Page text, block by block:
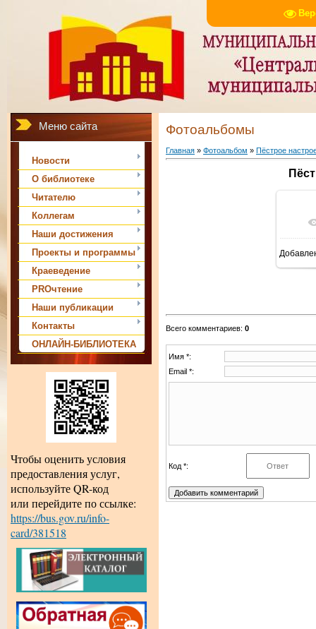
Меню сайта
Новости
О библиотеке
Читателю
Коллегам
Наши достижения
Проекты и программы
Краеведение
PROчтение
Наши публикации
Контакты
ОНЛАЙН-БИБЛИОТЕКА
Чтобы оценить условия
предоставления услуг,
используйте QR-код
или перейдите по ссылке:
https://bus.gov.ru/info-
card/381518
Фотоальбомы
Главная » Фотоальбом » Пёстрое
Всего комментариев: 0
Имя *:
Email *:
Код *: